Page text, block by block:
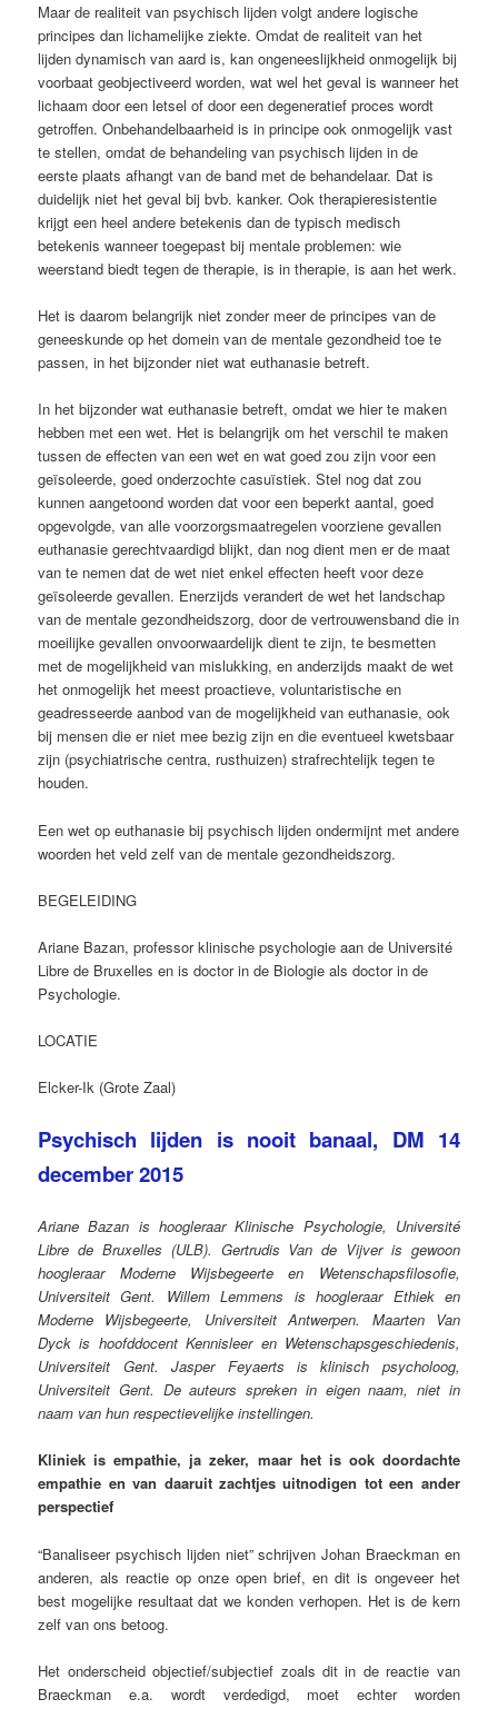
Maar de realiteit van psychisch lijden volgt andere logische
principes dan lichamelijke ziekte. Omdat de realiteit van het
lijden dynamisch van aard is, kan ongeneeslijkheid onmogelijk bij
voorbaat geobjectiveerd worden, wat wel het geval is wanneer het
lichaam door een letsel of door een degeneratief proces wordt
getroffen. Onbehandelbaarheid is in principe ook onmogelijk vast
te stellen, omdat de behandeling van psychisch lijden in de
eerste plaats afhangt van de band met de behandelaar. Dat is
duidelijk niet het geval bij bvb. kanker. Ook therapieresistentie
krijgt een heel andere betekenis dan de typisch medisch
betekenis wanneer toegepast bij mentale problemen: wie
weerstand biedt tegen de therapie, is in therapie, is aan het werk.
Het is daarom belangrijk niet zonder meer de principes van de
geneeskunde op het domein van de mentale gezondheid toe te
passen, in het bijzonder niet wat euthanasie betreft.
In het bijzonder wat euthanasie betreft, omdat we hier te maken
hebben met een wet. Het is belangrijk om het verschil te maken
tussen de effecten van een wet en wat goed zou zijn voor een
geïsoleerde, goed onderzochte casuïstiek. Stel nog dat zou
kunnen aangetoond worden dat voor een beperkt aantal, goed
opgevolgde, van alle voorzorgsmaatregelen voorziene gevallen
euthanasie gerechtvaardigd blijkt, dan nog dient men er de maat
van te nemen dat de wet niet enkel effecten heeft voor deze
geïsoleerde gevallen. Enerzijds verandert de wet het landschap
van de mentale gezondheidszorg, door de vertrouwensband die in
moeilijke gevallen onvoorwaardelijk dient te zijn, te besmetten
met de mogelijkheid van mislukking, en anderzijds maakt de wet
het onmogelijk het meest proactieve, voluntaristische en
geadresseerde aanbod van de mogelijkheid van euthanasie, ook
bij mensen die er niet mee bezig zijn en die eventueel kwetsbaar
zijn (psychiatrische centra, rusthuizen) strafrechtelijk tegen te
houden.
Een wet op euthanasie bij psychisch lijden ondermijnt met andere
woorden het veld zelf van de mentale gezondheidszorg.
BEGELEIDING
Ariane Bazan, professor klinische psychologie aan de Université
Libre de Bruxelles en is doctor in de Biologie als doctor in de
Psychologie.
LOCATIE
Elcker-Ik (Grote Zaal)
Psychisch lijden is nooit banaal, DM 14
december 2015
Ariane Bazan is hoogleraar Klinische Psychologie, Université
Libre de Bruxelles (ULB). Gertrudis Van de Vijver is gewoon
hoogleraar Moderne Wijsbegeerte en Wetenschapsfilosofie,
Universiteit Gent. Willem Lemmens is hoogleraar Ethiek en
Moderne Wijsbegeerte, Universiteit Antwerpen. Maarten Van
Dyck is hoofddocent Kennisleer en Wetenschapsgeschiedenis,
Universiteit Gent. Jasper Feyaerts is klinisch psycholoog,
Universiteit Gent. De auteurs spreken in eigen naam, niet in
naam van hun respectievelijke instellingen.
Kliniek is empathie, ja zeker, maar het is ook doordachte
empathie en van daaruit zachtjes uitnodigen tot een ander
perspectief
“Banaliseer psychisch lijden niet” schrijven Johan Braeckman en
anderen, als reactie op onze open brief, en dit is ongeveer het
best mogelijke resultaat dat we konden verhopen. Het is de kern
zelf van ons betoog.
Het onderscheid objectief/subjectief zoals dit in de reactie van
Braeckman e.a. wordt verdedigd, moet echter worden